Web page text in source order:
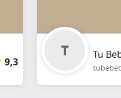
9,3
Tu